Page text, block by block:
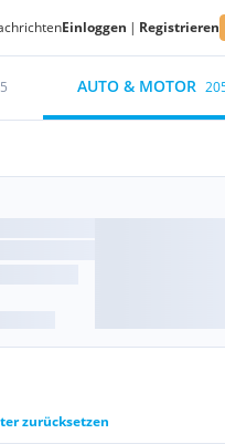
Einloggen | Registrieren
AUTO & MOTOR
zurücksetzen